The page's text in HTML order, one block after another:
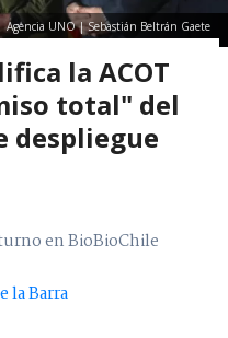
Agencia UNO | Sebastián Beltrán Gaete
la ACOT
total" del
despliegue
en BioBioChile
la Barra